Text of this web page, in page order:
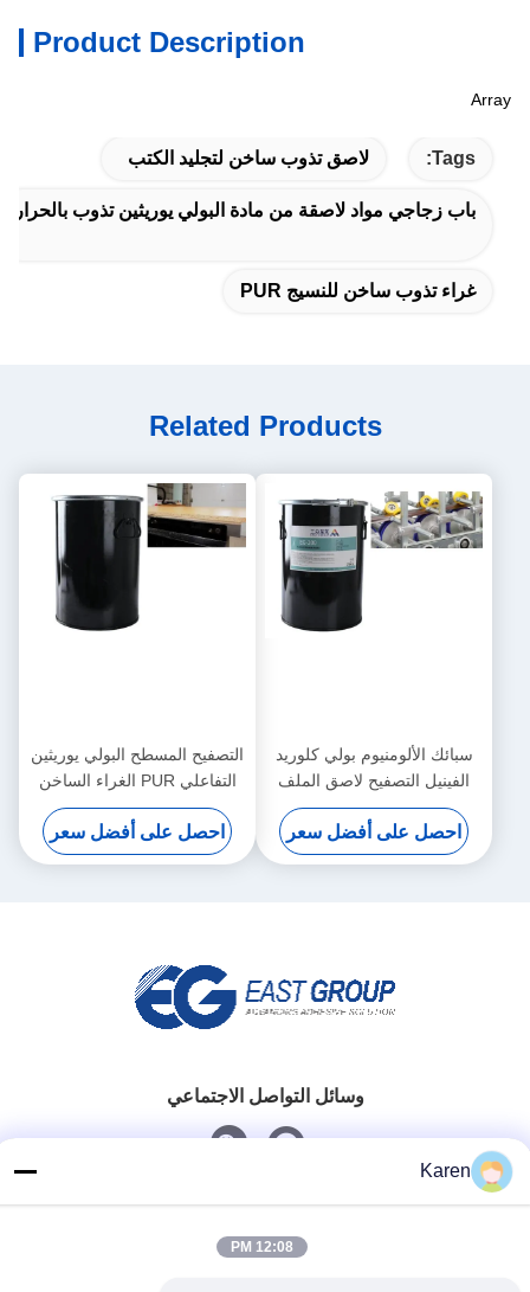
Product Description
Array
Tags: لاصق تذوب ساخن لتجليد الكتب
باب زجاجي مواد لاصقة من مادة البولي يوريثين تذوب بالحرارة
غراء تذوب ساخن للنسيج PUR
Related Products
سبائك الألومنيوم بولي كلوريد
الفينيل التصفيح لاصق الملف
الشخصي التفاف لاصقة تذوب
الساخنة
احصل على أفضل سعر
التصفيح المسطح البولي يوريثين
التفاعلي PUR الغراء الساخن
الذوبان المقاومة للحرارة
النجارة
احصل على أفضل سعر
وسائل التواصل الاجتماعي
Karen
12:08 PM